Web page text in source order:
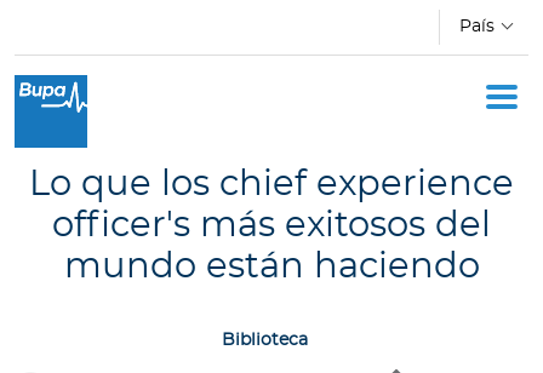
País
Oficina Móvil
Acerca de Bupa
Novedades
Lo que los chief experience
officer's más exitosos del
mundo están haciendo
Biblioteca